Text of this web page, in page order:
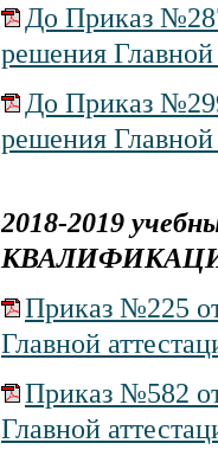
До Приказ
решения
До Приказ
решения
2018-2019
Приказ №225
Главной
Приказ №582
Главной